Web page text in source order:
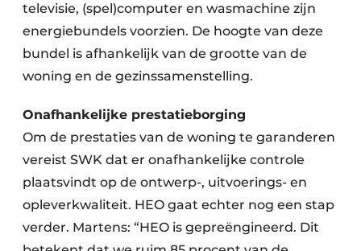
televisie, (spel)computer en wasmachine zijn
energiebundels voorzien. De hoogte van deze
bundel is afhankelijk van de grootte van de
woning en de gezinssamenstelling.
Onafhankelijke prestatieborging
Om de prestaties van de woning te garanderen
vereist SWK dat er onafhankelijke controle
plaatsvindt op de ontwerp-, uitvoerings- en
opleverkwaliteit. HEO gaat echter nog een stap
verder. Martens: “HEO is gepreëngineerd. Dit